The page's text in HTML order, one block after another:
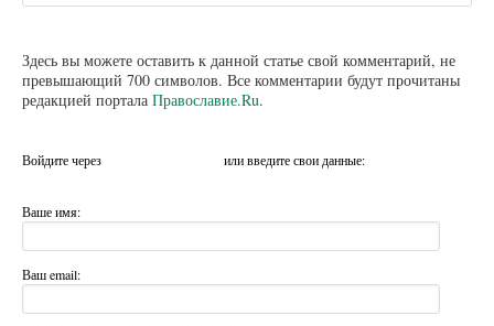
Здесь вы можете оставить к данной статье свой комментарий, не
превышающий 700 символов. Все комментарии будут прочитаны
редакцией портала Православие.Ru.
Войдите через или введите свои данные:
Ваше имя:
Ваш email: